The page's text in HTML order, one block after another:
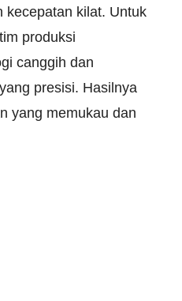
kecepatan kilat. Untuk
produksi
canggih dan
presisi. Hasilnya
yang memukau dan